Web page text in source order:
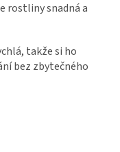
rostliny snadná a
takže si ho
bez zbytečného